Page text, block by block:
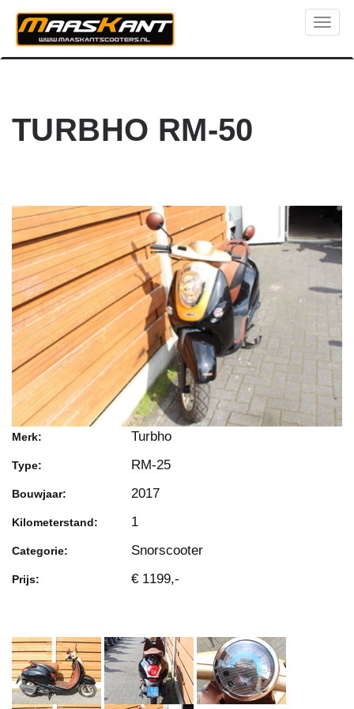
Toggle
TURBHO RM-50
Merk: Turbho
Type: RM-25
Bouwjaar: 2017
Kilometerstand: 1
Categorie: Snorscooter
Prijs: € 1199,-